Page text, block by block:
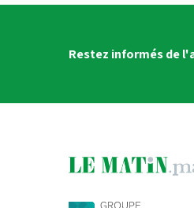
Restez informés de